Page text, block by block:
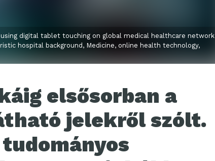
digital tablet touching on global medical healthcare network
hospital background, Medicine, online health technology,
elsősorban a
jelekről szólt.